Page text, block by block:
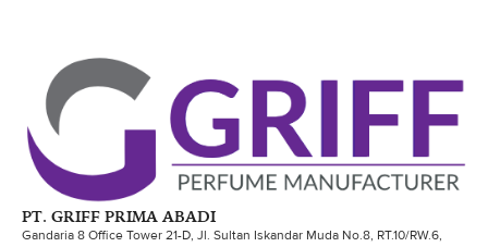
PT. GRIFF PRIMA ABADI
Gandaria 8 Office Tower 21-D, Jl. Sultan Iskandar Muda No.8, RT.10/RW.6,